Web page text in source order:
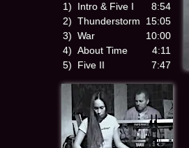
1)
Intro & Five I
8:54
2) Thunderstorm
15:05
3) War
10:00
4) About Time
4:11
5)
Five II 7:47